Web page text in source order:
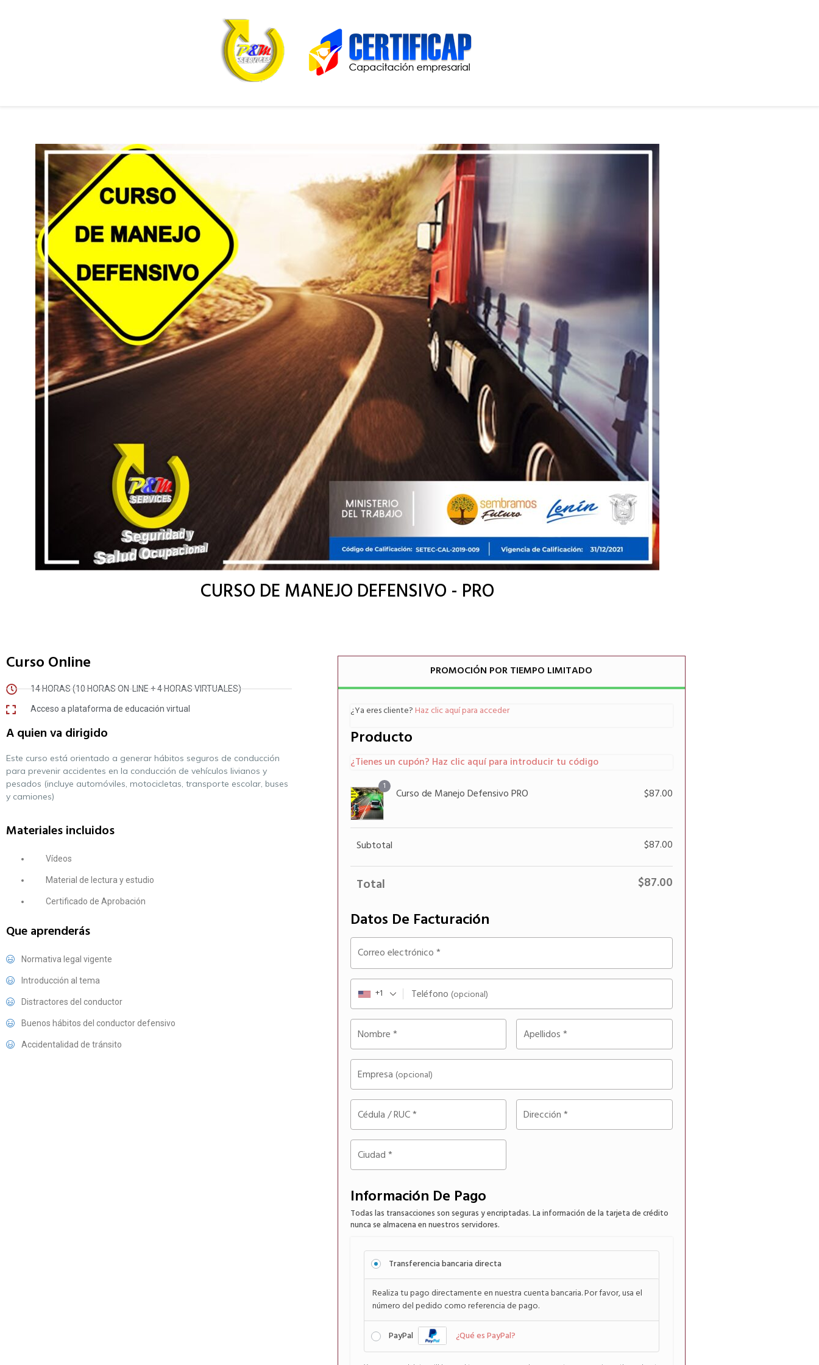
CURSO DE MANEJO DEFENSIVO - PRO
Curso Online
14 HORAS (10 HORAS ON-LINE + 4 HORAS VIRTUALES)
Acceso a plataforma de educación virtual
A quien va dirigido
Este curso está orientado a generar hábitos seguros de conducción
para prevenir accidentes en la conducción de vehículos livianos y
pesados (incluye automóviles, motocicletas, transporte escolar, buses
y camiones)
Materiales incluidos
Vídeos
Material de lectura y estudio
Certificado de Aprobación
Que aprenderás
Normativa legal vigente
Introducción al tema
Distractores del conductor
Buenos hábitos del conductor defensivo
Accidentalidad de tránsito
PROMOCIÓN POR TIEMPO LIMITADO
¿Ya eres cliente? Haz clic aquí para acceder
Producto
¿Tienes un cupón? Haz clic aquí para introducir tu código
1 Curso de Manejo Defensivo PRO $87.00
Subtotal $87.00
Total $87.00
Datos De Facturación
Correo electrónico*
Teléfono (opcional)
+1
Nombre* Apellidos*
Empresa (opcional)
Cédula / RUC* Dirección*
Ciudad*
Información De Pago
Todas las transacciones son seguras y encriptadas. La información de la tarjeta de crédito
nunca se almacena en nuestros servidores.
Transferencia bancaria directa
Realiza tu pago directamente en nuestra cuenta bancaria. Por favor, usa el
número del pedido como referencia de pago.
PayPal ¿Qué es PayPal?